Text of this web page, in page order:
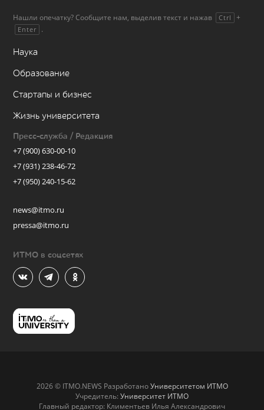
Нашли опечатку? Сообщите нам, выделив текст и нажав Ctrl +
Enter .
Наука
Образование
Стартапы и бизнес
Жизнь университета
Пресс-служба / Редакция
+7 (900) 630-00-10
+7 (931) 238-46-72
+7 (950) 240-15-62
news@itmo.ru
pressa@itmo.ru
ИТМО в соцсетях
2026 © ITMO.NEWS РазработаноУниверситетом ИТМО
Учредитель: Университет ИТМО
Главный редактор: Климентьев Илья Александрович